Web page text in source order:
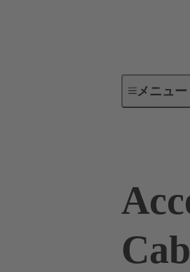
メニュー
産業